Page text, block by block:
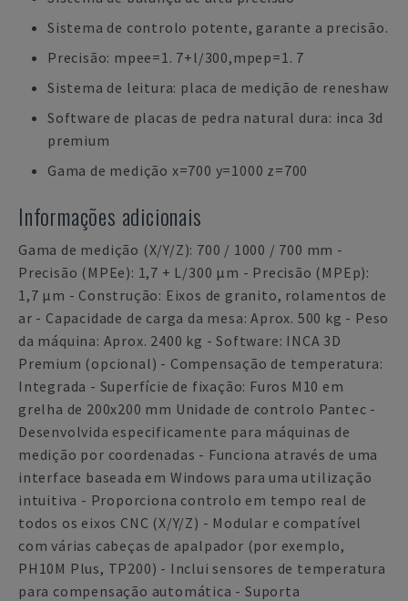
Sistema de controlo potente, garante a precisão.
Precisão: mpee=1. 7+l/300,mpep=1. 7
Sistema de leitura: placa de medição de reneshaw
Software de placas de pedra natural dura: inca 3d
premium
Gama de medição x=700 y=1000 z=700
Informações adicionais
Gama de medição (X/Y/Z): 700 / 1000 / 700 mm -
Precisão (MPEe): 1,7 + L/300 µm - Precisão (MPEp):
1,7 µm - Construção: Eixos de granito, rolamentos de
ar - Capacidade de carga da mesa: Aprox. 500 kg - Peso
da máquina: Aprox. 2400 kg - Software: INCA 3D
Premium (opcional) - Compensação de temperatura:
Integrada - Superfície de fixação: Furos M10 em
grelha de 200x200 mm Unidade de controlo Pantec -
Desenvolvida especificamente para máquinas de
medição por coordenadas - Funciona através de uma
interface baseada em Windows para uma utilização
intuitiva - Proporciona controlo em tempo real de
todos os eixos CNC (X/Y/Z) - Modular e compatível
com várias cabeças de apalpador (por exemplo,
PH10M Plus, TP200) - Inclui sensores de temperatura
para compensação automática - Suporta